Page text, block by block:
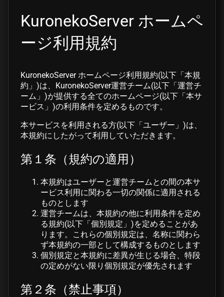
KuronekoServer ホームペ
ージ利用規約
KuronekoServer ホームページ利用規約(以下「本規
約」)は、KuronekoServer運営チーム(以下「運営チ
ーム」)が提供する全てのホームページ(以下「本サ
ービス」)の利用条件を定めるものです。
本サービスを利用される方(以下「ユーザー」)は、
本規約にしたがって利用していただきます。
第１条（規約の適用）
本規約はユーザーと運営チームとの間の本サ
ービス利用に関わる一切の関係に適用される
ものとします
運営チームは、本規約の他に利用条件を定め
る規約(以下「個別規定」)を定めることがあ
ります。これらの個別規定は、名称に関わら
ず本規約の一部として構成するものとします
個別規定と本規約に差異が生じる場合、特段
の定めがない限り個別規定が優先されます
第２条（禁止事項）